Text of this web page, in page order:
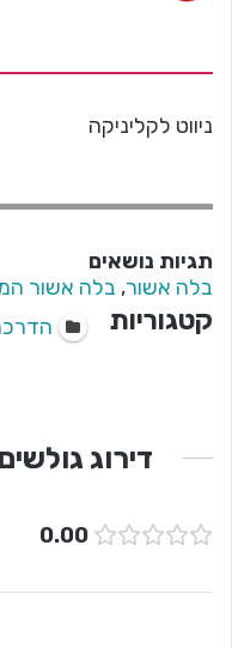
ניווט לקליניקה
תגיות נושאים
בלה אשור, בלה אשור
קטגוריות
דירוג גולשים
0.00